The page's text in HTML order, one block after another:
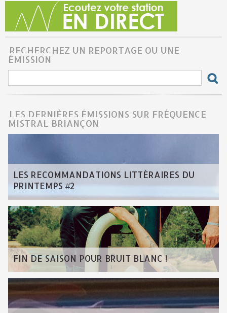
RECHERCHEZ UN REPORTAGE OU UNE
ÉMISSION
LES DERNIÈRES ÉMISSIONS SUR FRÉQUENCE
MISTRAL BRIANÇON
LES RECOMMANDATIONS LITTÉRAIRES DU
PRINTEMPS #2
FIN DE SAISON POUR BRUIT BLANC !